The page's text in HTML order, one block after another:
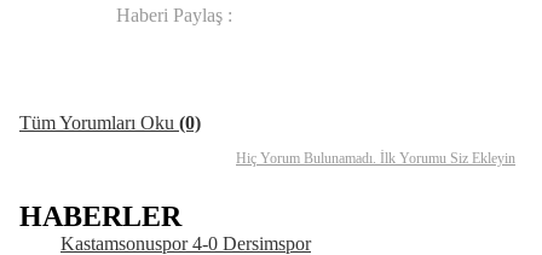
Haberi Paylaş :
Tüm Yorumları Oku (0)
Hiç Yorum Bulunamadı. İlk Yorumu Siz Ekleyin
HABERLER
Kastamsonuspor 4-0 Dersimspor